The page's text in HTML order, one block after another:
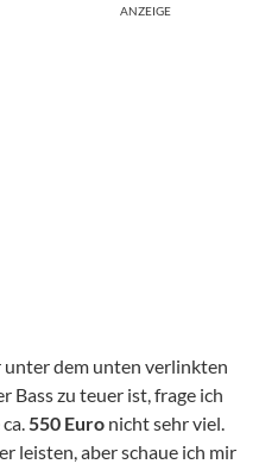
ANZEIGE
unter dem unten verlinkten
Bass zu teuer ist, frage ich
550 Euro nicht sehr viel.
leisten, aber schaue ich mir